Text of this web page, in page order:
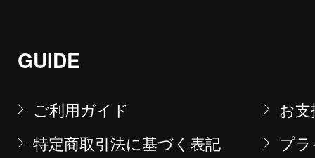
GUIDE
ご利用ガイド
お
特定商取引法に基づく表記
プ